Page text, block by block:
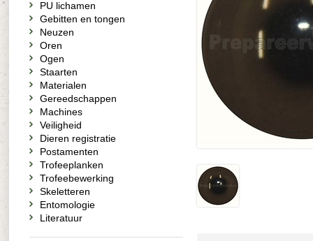
PU lichamen
Gebitten en tongen
Neuzen
Oren
Ogen
Staarten
Materialen
Gereedschappen
Machines
Veiligheid
Dieren registratie
Postamenten
Trofeeplanken
Trofeebewerking
Skeletteren
Entomologie
Literatuur